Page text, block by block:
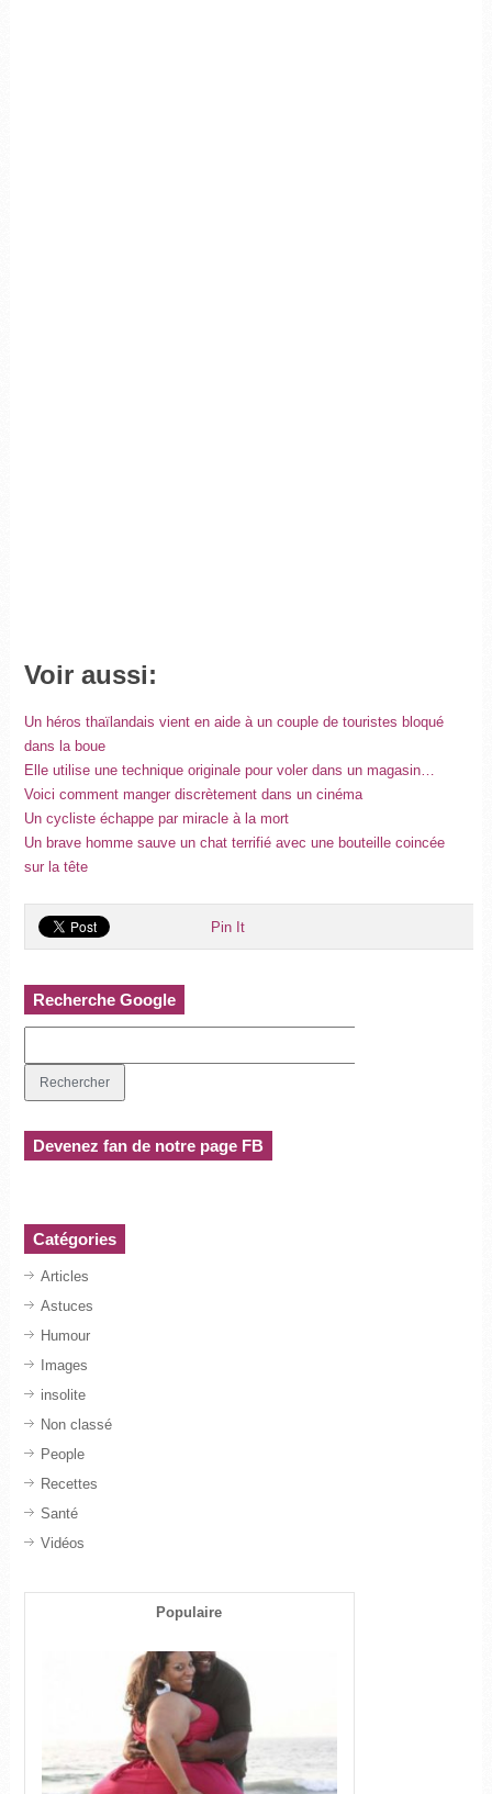
Voir aussi:
Un héros thaïlandais vient en aide à un couple de touristes bloqué
dans la boue
Elle utilise une technique originale pour voler dans un magasin…
Voici comment manger discrètement dans un cinéma
Un cycliste échappe par miracle à la mort
Un brave homme sauve un chat terrifié avec une bouteille coincée
sur la tête
Pin It
Recherche Google
Devenez fan de notre page FB
Catégories
Articles
Astuces
Humour
Images
insolite
Non classé
People
Recettes
Santé
Vidéos
Populaire